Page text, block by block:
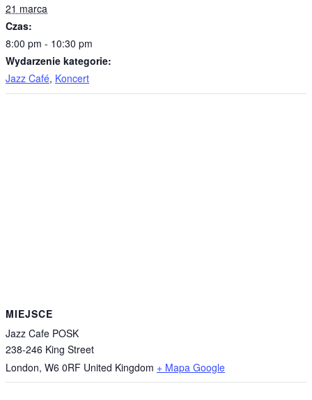
21 marca
Czas:
8:00 pm - 10:30 pm
Wydarzenie kategorie:
Jazz Café, Koncert
MIEJSCE
Jazz Cafe POSK
238-246 King Street
London, W6 0RF United Kingdom + Mapa Google